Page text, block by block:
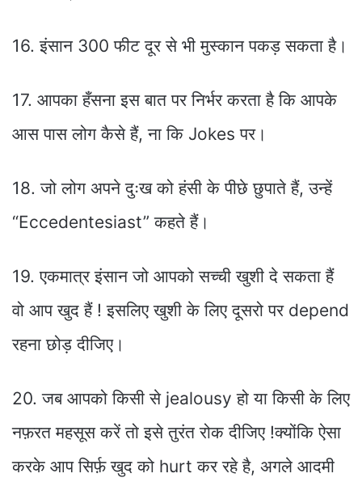
16. इंसान 300 फीट दूर से भी मुस्कान पकड़ सकता है।
17. आपका हँसना इस बात पर निर्भर करता है कि आपके
आस पास लोग कैसे हैं, ना कि Jokes पर।
18. जो लोग अपने दुःख को हंसी के पीछे छुपाते हैं, उन्हें
“Eccedentesiast” कहते हैं।
19. एकमात्र इंसान जो आपको सच्ची खुशी दे सकता हैं
वो आप खुद हैं ! इसलिए खुशी के लिए दूसरो पर depend
रहना छोड़ दीजिए।
20. जब आपको किसी से jealousy हो या किसी के लिए
नफ़रत महसूस करें तो इसे तुरंत रोक दीजिए !क्योंकि ऐसा
करके आप सिर्फ़ खुद को hurt कर रहे है, अगले आदमी